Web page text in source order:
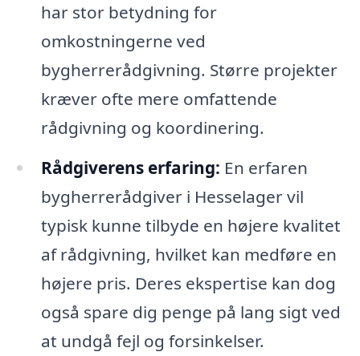
har stor betydning for
omkostningerne ved
bygherrerådgivning. Større projekter
kræver ofte mere omfattende
rådgivning og koordinering.
Rådgiverens erfaring: En erfaren
bygherrerådgiver i Hesselager vil
typisk kunne tilbyde en højere kvalitet
af rådgivning, hvilket kan medføre en
højere pris. Deres ekspertise kan dog
også spare dig penge på lang sigt ved
at undgå fejl og forsinkelser.